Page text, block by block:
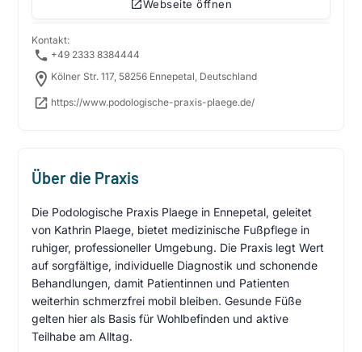
Webseite öffnen
Kontakt:
+49 2333 8384444
Kölner Str. 117, 58256 Ennepetal, Deutschland
https://www.podologische-praxis-plaege.de/
Über die Praxis
Die Podologische Praxis Plaege in Ennepetal, geleitet
von Kathrin Plaege, bietet medizinische Fußpflege in
ruhiger, professioneller Umgebung. Die Praxis legt Wert
auf sorgfältige, individuelle Diagnostik und schonende
Behandlungen, damit Patientinnen und Patienten
weiterhin schmerzfrei mobil bleiben. Gesunde Füße
gelten hier als Basis für Wohlbefinden und aktive
Teilhabe am Alltag.